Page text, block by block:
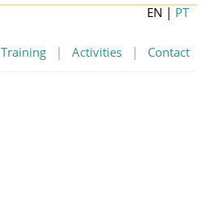
Training | Activities | Contact
EN | PT